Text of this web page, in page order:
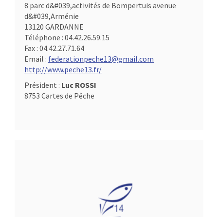
8 parc d&#039,activités de Bompertuis avenue
d&#039,Arménie
13120 GARDANNE
Téléphone : 04.42.26.59.15
Fax : 04.42.27.71.64
Email : federationpeche13@gmail.com
http://www.peche13.fr/
Président : Luc ROSSI
8753 Cartes de Pêche